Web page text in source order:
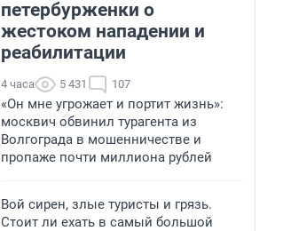
петербурженки о
жестоком нападении и
реабилитации
4 часа 5 431 107
«Он мне угрожает и портит жизнь»:
москвич обвинил турагента из
Волгограда в мошенничестве и
пропаже почти миллиона рублей
Вой сирен, злые туристы и грязь.
Стоит ли ехать в самый большой